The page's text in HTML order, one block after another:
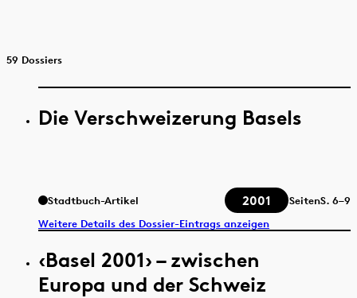
59 Dossiers
Die Verschweizerung Basels
Stadtbuch-Artikel 2001 SeitenS. 6–9
Weitere Details des Dossier-Eintrags anzeigen
‹Basel 2001› – zwischen
Europa und der Schweiz